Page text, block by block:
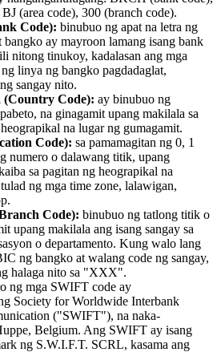
(area code), 300 (branch code).
Code): binubuo ng apat na letra ng
bangko ay mayroon lamang isang bank
nitong tinukoy, kadalasan ang mga
linya ng bangko pagdadaglat,
sangay nito.
(Country Code): ay binubuo ng
na ginagamit upang makilala sa
na lugar ng gumagamit.
Code): sa pamamagitan ng 0, 1
numero o dalawang titik, upang
sa pagitan ng heograpikal na
ng mga time zone, lalawigan,
Code): binubuo ng tatlong titik o
upang makilala ang isang sangay sa
o departamento. Kung walo lang
ng bangko at walang code ng sangay,
halaga nito sa "XXX".
ng mga SWIFT code ay
Society for Worldwide Interbank
("SWIFT"), na naka-
Belgium. Ang SWIFT ay isang
ng S.W.I.F.T. SCRL, kasama ang